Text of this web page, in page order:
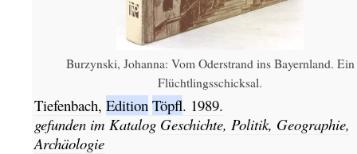
Burzynski, Johanna: Vom Oderstrand ins Bayernland. Ein
Flüchtlingsschicksal.
Tiefenbach, Edition Töpfl. 1989.
gefunden im Katalog Geschichte, Politik, Geographie,
Archäologie